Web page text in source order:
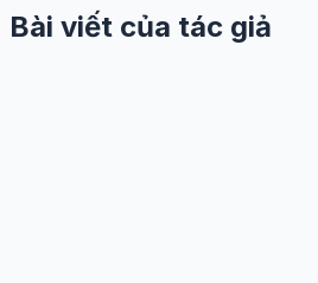
Bài viết của tác giả